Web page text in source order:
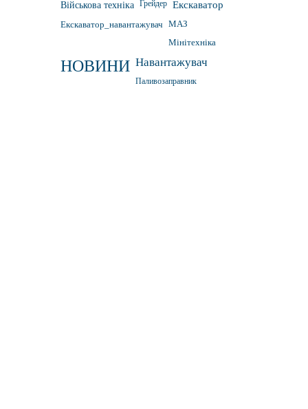
Військова техніка Грейдер Екскаватор
Екскаватор_навантажувач МАЗ
Мінітехніка
НОВИНИ Навантажувач
Паливозаправник